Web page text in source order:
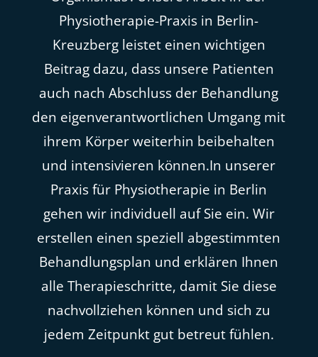
Physiotherapie-Praxis in Berlin-
Kreuzberg leistet einen wichtigen
Beitrag dazu, dass unsere Patienten
auch nach Abschluss der Behandlung
den eigenverantwortlichen Umgang mit
ihrem Körper weiterhin beibehalten
und intensivieren können.In unserer
Praxis für Physiotherapie in Berlin
gehen wir individuell auf Sie ein. Wir
erstellen einen speziell abgestimmten
Behandlungsplan und erklären Ihnen
alle Therapieschritte, damit Sie diese
nachvollziehen können und sich zu
jedem Zeitpunkt gut betreut fühlen.